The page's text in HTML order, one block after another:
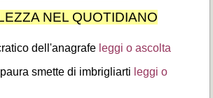
NEL QUOTIDIANO
dell'anagrafe leggi o ascolta
smette di imbrigliarti leggi o